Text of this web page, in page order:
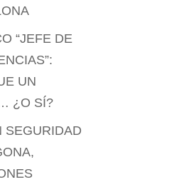
“JEFE DE
UN
¿O SÍ?
SEGURIDAD